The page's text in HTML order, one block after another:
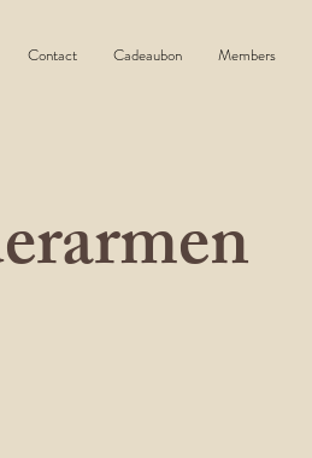
Contact Cadeaubon Members